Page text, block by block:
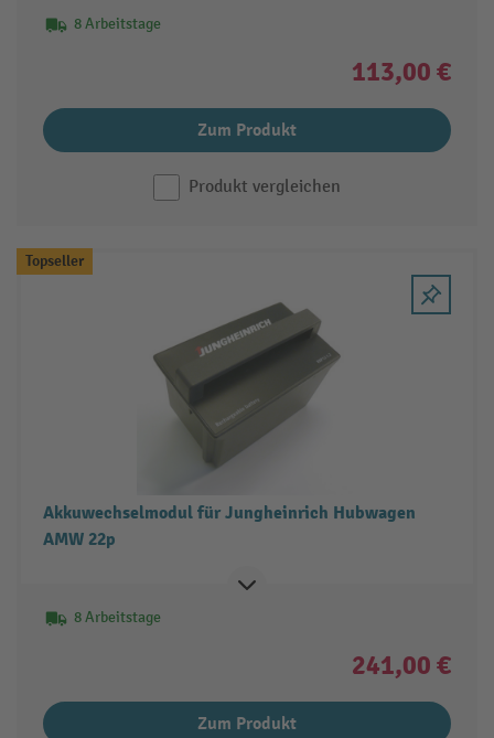
8 Arbeitstage
113,00 €
Zum Produkt
Produkt vergleichen
Topseller
Akkuwechselmodul für Jungheinrich Hubwagen
AMW 22p
8 Arbeitstage
241,00 €
Zum Produkt